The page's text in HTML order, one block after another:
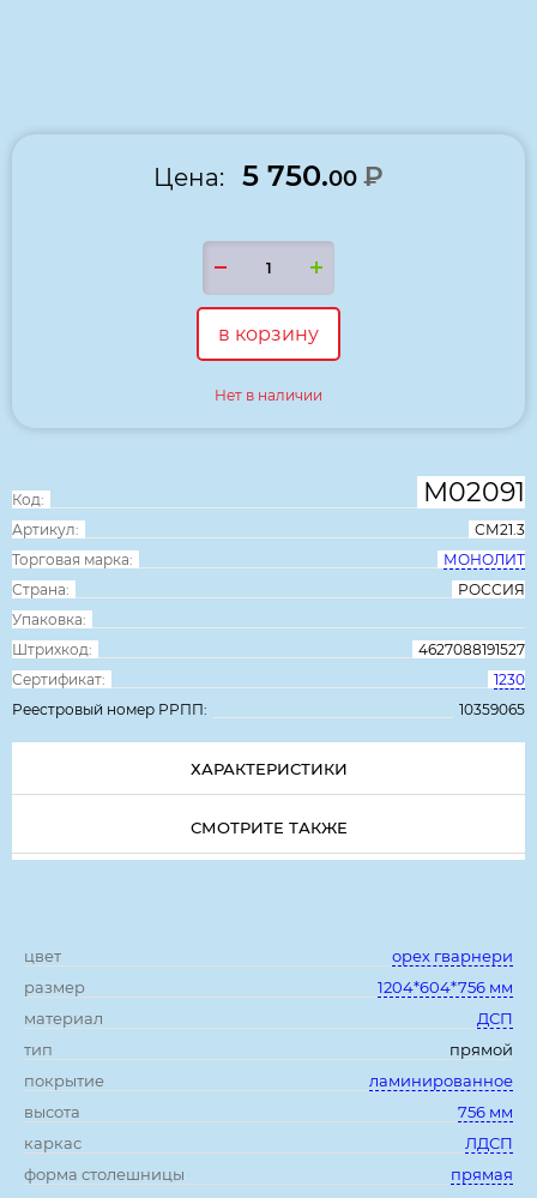
Код: М02091
Артикул:
СМ21.3
Торговая марка:
МОНОЛИТ
Страна:
РОССИЯ
Упаковка:
Штрихкод:
4627088191527
Сертификат:
1230
Реестровый номер РРПП:
10359065
Цена: 5 750.00 ₽
в корзину
Нет в наличии
ХАРАКТЕРИСТИКИ
СМОТРИТЕ ТАКЖЕ
цвет
орех гварнери
размер
1204*604*756 мм
материал
ДСП
тип
прямой
покрытие
ламинированное
высота
756 мм
каркас
ЛДСП
форма столешницы
прямая